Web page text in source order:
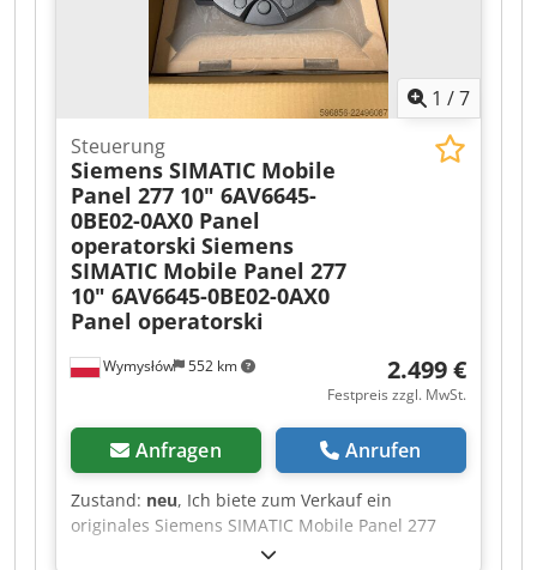
1 /7
Wymysłów 552 km
Steuerung
Siemens SIMATIC Mobile
Panel 277 10" 6AV6645-
0BE02-0AX0 Panel
operatorski Siemens
SIMATIC Mobile Panel 277
10" 6AV6645-0BE02-0AX0
Panel operatorski
2.499 €
Festpreis zzgl. MwSt.
Anfragen Anrufen
Zustand: neu, Ich biete zum Verkauf ein
originales Siemens SIMATIC Mobile Panel 277
10" mit der Artikelnummer 6AV6645-0BE02-0AX0